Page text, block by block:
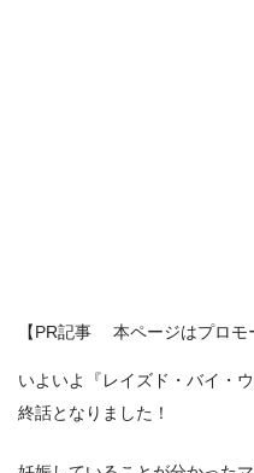
【PR記事 本ページはプロモ
いよいよ『レイズド・バイ・
終話となりました！